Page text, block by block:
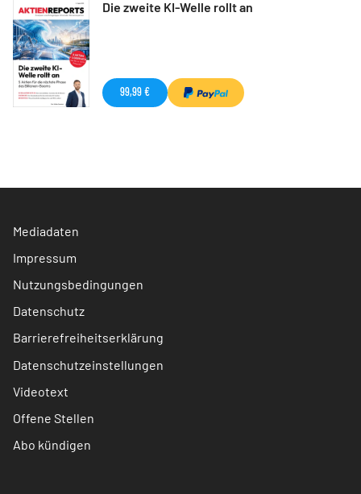
Die zweite KI-Welle rollt an
99,99 €
Mediadaten
Impressum
Nutzungsbedingungen
Datenschutz
Barrierefreiheitserklärung
Datenschutzeinstellungen
Videotext
Offene Stellen
Abo kündigen